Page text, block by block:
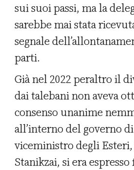
sui suoi passi, ma la
sarebbe mai stata
segnale
parti.
Già nel 2022 peraltro il
dai talebani non aveva
consenso unanime
all’interno del governo
viceministro degli Esteri,
Stanikzai, si era